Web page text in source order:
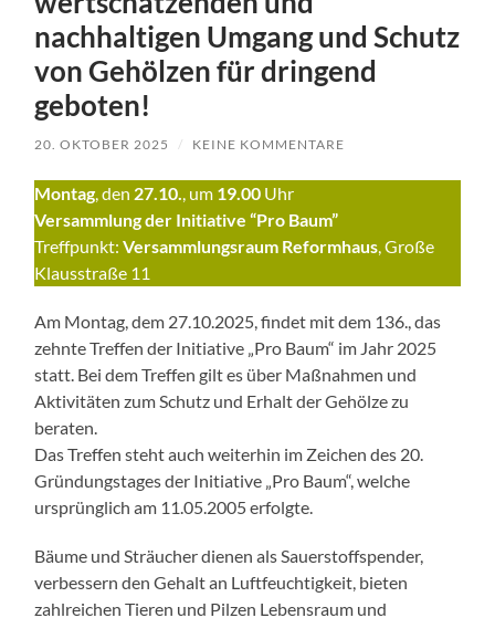
nachhaltigen Umgang und Schutz
von Gehölzen für dringend
geboten!
20. OKTOBER 2025 / KEINE KOMMENTARE
Montag, den 27.10. , um 19.00 Uhr
Versammlung der Initiative “Pro Baum”
Treffpunkt:Versammlungsraum Reformhaus , Große
Klausstraße 11
Am Montag, dem 27.10.2025, findet mit dem 136., das
zehnte Treffen der Initiative „Pro Baum“ im Jahr 2025
statt. Bei dem Treffen gilt es über Maßnahmen und
Aktivitäten zum Schutz und Erhalt der Gehölze zu
beraten.
Das Treffen steht auch weiterhin im Zeichen des 20.
Gründungstages der Initiative „Pro Baum“, welche
ursprünglich am 11.05.2005 erfolgte.
Bäume und Sträucher dienen als Sauerstoffspender,
verbessern den Gehalt an Luftfeuchtigkeit, bieten
zahlreichen Tieren und Pilzen Lebensraum und